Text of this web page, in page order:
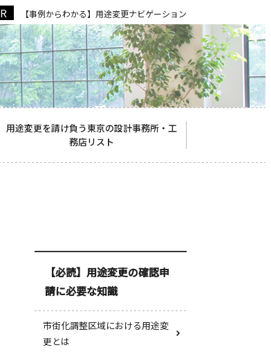
【事例からわかる】用途変更ナビゲーション
用途変更を請け負う東京の設計事務所・工
務店リスト
【必読】用途変更の確認申
請に必要な知識
市街化調整区域における用途変
更とは